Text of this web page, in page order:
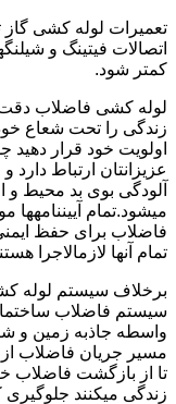
تعمیرات لوله کشی گاز
اتصالات فیتینگ و
کمتر شود.
لوله کشی فاضلاب دقت
زندگی را تحت شعاع
اولویت خود قرار
عزیزانتان ارتباط دارد
آلودگی بوی بد محیط و
میشود.تمام
فاضلاب برای حفظ
تمام آنها لازمالاجرا
برخلاف سیستم لوله
سیستم فاضلاب
واسطه جاذبه زمین و
مسیر جریان فاضلاب
تا از بازگشت فاضلاب
زندگی میکنند جلوگیری